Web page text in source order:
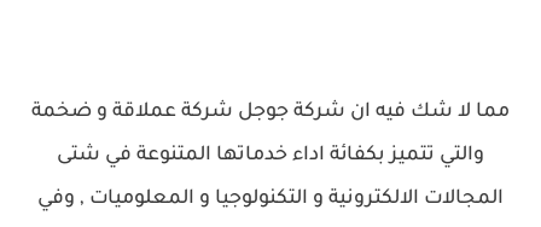
مما لا شك فيه ان شركة جوجل شركة عملاقة و ضخمة
والتي تتميز بكفائة اداء خدماتها المتنوعة في شتى
المجالات الالكترونية و التكنولوجيا و المعلوميات , وفي